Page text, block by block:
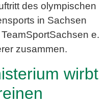
des olympischen
in Sachsen
e.
zusammen.
wirbt